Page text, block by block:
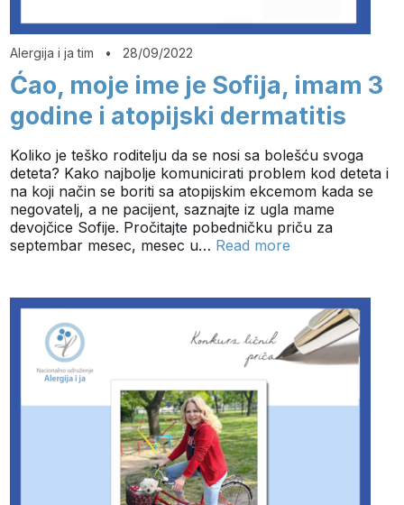
Alergija i ja tim • 28/09/2022
Ćao, moje ime je Sofija, imam 3
godine i atopijski dermatitis
Koliko je teško roditelju da se nosi sa bolešću svoga
deteta? Kako najbolje komunicirati problem kod deteta i
na koji način se boriti sa atopijskim ekcemom kada se
negovatelj, a ne pacijent, saznajte iz ugla mame
devojčice Sofije. Pročitajte pobedničku priču za
septembar mesec, mesec u… Read more